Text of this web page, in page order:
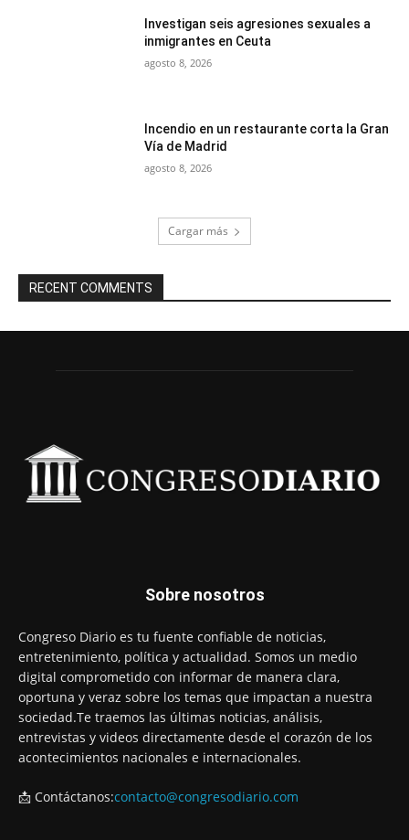
Investigan seis agresiones sexuales a
inmigrantes en Ceuta
agosto 8, 2026
Incendio en un restaurante corta la Gran
Vía de Madrid
agosto 8, 2026
Cargar más
RECENT COMMENTS
Sobre nosotros
Congreso Diario es tu fuente confiable de noticias,
entretenimiento, política y actualidad. Somos un medio
digital comprometido con informar de manera clara,
oportuna y veraz sobre los temas que impactan a nuestra
sociedad.Te traemos las últimas noticias, análisis,
entrevistas y videos directamente desde el corazón de los
acontecimientos nacionales e internacionales.
📩 Contáctanos:contacto@congresodiario.com